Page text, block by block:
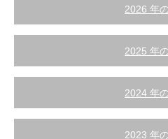
2026 年
2025 年
2024 年
2023 年